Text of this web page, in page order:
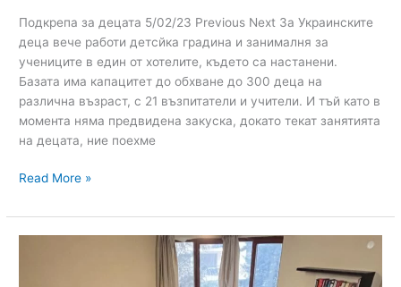
Подкрепа за децата 5/02/23 Previous Next За Украинските
деца вече работи детсйка градина и занималня за
учениците в един от хотелите, където са настанени.
Базата има капацитет до обхване до 300 деца на
различна възраст, с 21 възпитатели и учители. И тъй като в
момента няма предвидена закуска, докато текат занятията
на децата, ние поехме
Read More »